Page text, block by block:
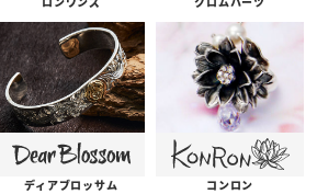
ディアブロッサム コンロン